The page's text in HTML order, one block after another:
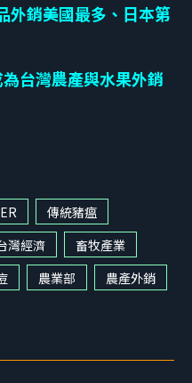
外銷美國最多、日本第
為台灣農產與水果外銷
傳統豬瘟
灣經濟
畜牧產業
農業部
農產外銷